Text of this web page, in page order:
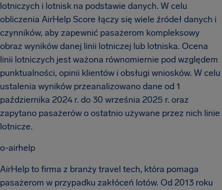
lotniczych i lotnisk na podstawie danych. W celu
obliczenia AirHelp Score łączy się wiele źródeł danych i
czynników, aby zapewnić pasażerom kompleksowy
obraz wyników danej linii lotniczej lub lotniska. Ocena
linii lotniczych jest ważona równomiernie pod względem
punktualności, opinii klientów i obsługi wniosków. W celu
ustalenia wyników przeanalizowano dane od 1
października 2024 r. do 30 września 2025 r. oraz
zapytano pasażerów o ostatnio używane przez nich linie
lotnicze.
o-airhelp
AirHelp to firma z branży travel tech, która pomaga
pasażerom w przypadku zakłóceń lotów. Od 2013 roku